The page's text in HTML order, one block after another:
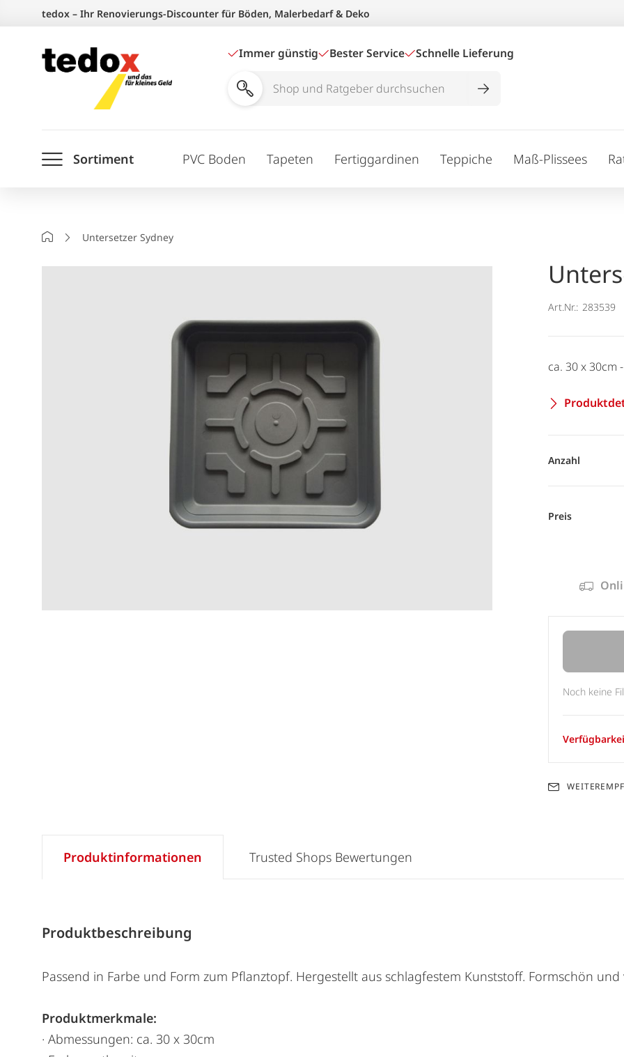
springen
tedox – Ihr Renovierungs-Discounter für Böden, Malerbedarf & Deko
Immer günstig Bester Service Schnelle Lieferung
Shop
durchsuchen
Sortiment PVC Boden Tapeten Fertiggardinen Teppiche Maß-Plissees
StartseiteUntersetzer Sydney
Art.Nr.: 283539
ca. 30 x 30cm
Anzahl
Preis
Noch keine
Produktinformationen
Produktbeschreibung
Passend in Farbe und Form zum Pflanztopf. Hergestellt aus schlagfestem Kunststoff. Formschön
Produktmerkmale:
· Abmessungen: ca. 30 x 30cm
Trusted Shops Bewertungen